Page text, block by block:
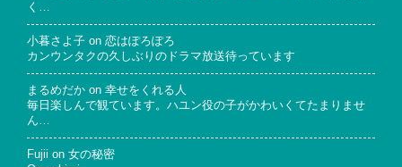
く…
小暮さよ子 on 恋はぽろぽろ
カンウンタクの久しぶりのドラマ放送待っています
まるめだか on 幸せをくれる人
毎日楽しんで観ています。ハユン役の子がかわいくてたまりませ
ん…
Fujii on 女の秘密